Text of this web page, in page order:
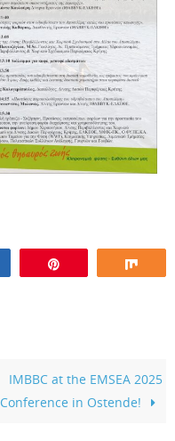
IMBBC at the EMSEA 2025
Conference in Ostende!